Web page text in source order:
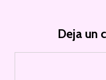
Deja un